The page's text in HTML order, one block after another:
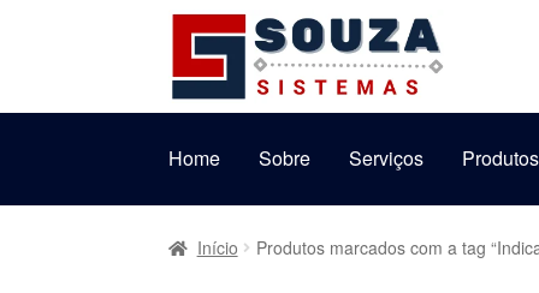
Pular
para
navegação
Pular
para
o
conteúdo
Home
Sobre Serviços Produtos
Início Produtos marcados com a tag